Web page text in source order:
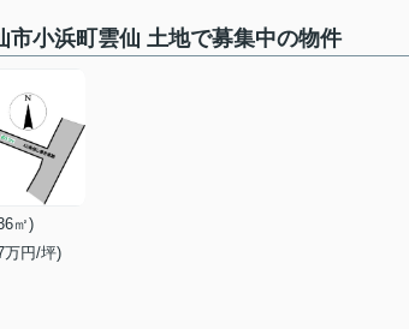
市小浜町雲仙 土地で募集中の物件
㎡)
万円/坪)